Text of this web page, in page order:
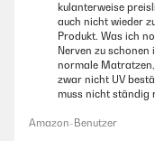
kulanterweise
auch nicht wieder
Produkt. Was ich
Nerven zu
normale
zwar nicht UV
muss nicht ständig
Amazon-Benutzer